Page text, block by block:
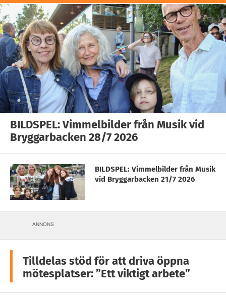
BILDSPEL: Vimmelbilder från Musik vid
Bryggarbacken 28/7 2026
BILDSPEL: Vimmelbilder från Musik
vid Bryggarbacken 21/7 2026
ANNONS
Tilldelas stöd för att driva öppna
mötesplatser: ”Ett viktigt arbete”